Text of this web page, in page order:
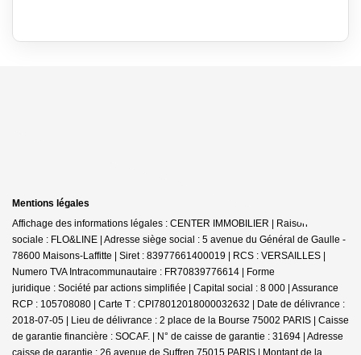
Mentions légales
Affichage des informations légales : CENTER IMMOBILIER | Raison
sociale : FLO&LINE | Adresse siège social : 5 avenue du Général de Gaulle -
78600 Maisons-Laffitte | Siret : 83977661400019 | RCS : VERSAILLES |
Numero TVA Intracommunautaire : FR70839776614 | Forme
juridique : Société par actions simplifiée | Capital social : 8 000 | Assurance
RCP : 105708080 | Carte T : CPI78012018000032632 | Date de délivrance :
2018-07-05 | Lieu de délivrance : 2 place de la Bourse 75002 PARIS | Caisse
de garantie financière : SOCAF. | N° de caisse de garantie : 31694 | Adresse
caisse de garantie : 26 avenue de Suffren 75015 PARIS | Montant de la